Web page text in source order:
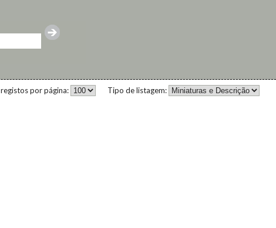
Tipo de listagem:
registos por página: